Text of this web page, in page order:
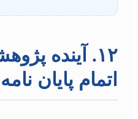
۱۲. آینده
اتمام پایان نامه